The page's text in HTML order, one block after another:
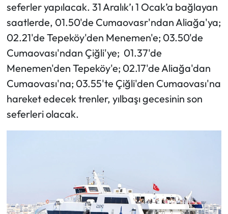
seferler yapılacak. 31 Aralık’ı 1 Ocak’a bağlayan
saatlerde, 01.50'de Cumaovasr'ndan Aliağa'ya;
02.21'de Tepeköy'den Menemen'e; 03.50'de
Cumaovası'ndan Çiğli'ye; 01.37'de
Menemen'den Tepeköy'e; 02.17'de Aliağa'dan
Cumaovası'na; 03.55'te Çiğli'den Cumaovası'na
hareket edecek trenler, yılbaşı gecesinin son
seferleri olacak.